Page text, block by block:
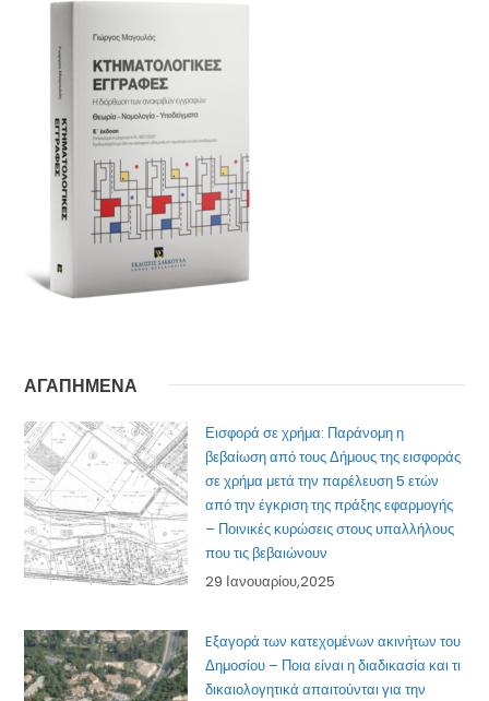
ΑΓΑΠΗΜΕΝΑ
Εισφορά σε χρήμα: Παράνομη η
βεβαίωση από τους Δήμους της εισφοράς
σε χρήμα μετά την παρέλευση 5 ετών
από την έγκριση της πράξης εφαρμογής
– Ποινικές κυρώσεις στους υπαλλήλους
που τις βεβαιώνουν
29 Ιανουαρίου,2025
Eξαγορά των κατεχομένων ακινήτων του
Δημοσίου – Ποια είναι η διαδικασία και τι
δικαιολογητικά απαιτούνται για την